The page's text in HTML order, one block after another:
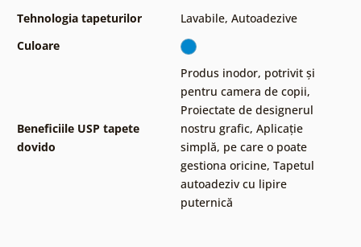
Tehnologia tapeturilor
Lavabile, Autoadezive
Culoare
Beneficiile USP tapete
dovido
Produs inodor, potrivit și
pentru camera de copii,
Proiectate de designerul
nostru grafic, Aplicație
simplă, pe care o poate
gestiona oricine, Tapetul
autoadeziv cu lipire
puternică